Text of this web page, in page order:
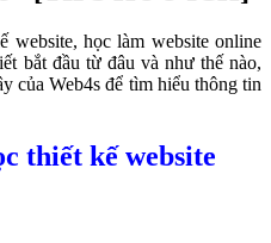
website, học làm website online
bắt đầu từ đâu và như thế nào,
của Web4s để tìm hiểu thông tin
thiết kế website